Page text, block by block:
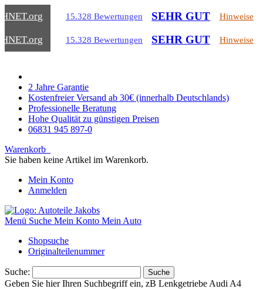
.org 15.328 Bewertungen SEHR GUT Hinweise
.org 15.328 Bewertungen SEHR GUT Hinweise
2 Jahre Garantie
Kostenfreier Versand ab 30€ (innerhalb Deutschlands)
Professionelle Beratung
Hohe Qualität zu günstigen Preisen
06831 945 897-0
Warenkorb
Sie haben keine Artikel im Warenkorb.
Mein Konto
Anmelden
Menü Suche Mein Konto Mein Auto
Shopsuche
Originalteilenummer
Suche: Suche
Geben Sie hier Ihren Suchbegriff ein, zB Lenkgetriebe Audi A4